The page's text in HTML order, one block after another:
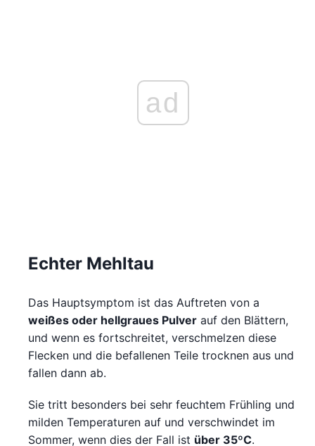
ad
Echter Mehltau
Das Hauptsymptom ist das Auftreten von a
weißes oder hellgraues Pulver auf den Blättern,
und wenn es fortschreitet, verschmelzen diese
Flecken und die befallenen Teile trocknen aus und
fallen dann ab.
Sie tritt besonders bei sehr feuchtem Frühling und
milden Temperaturen auf und verschwindet im
Sommer, wenn dies der Fall ist über 35ºC.